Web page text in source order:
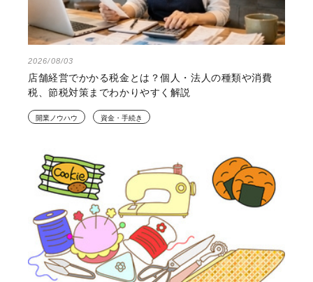
2026/08/03
店舗経営でかかる税金とは？個人・法人の種類や消費
税、節税対策までわかりやすく解説
開業ノウハウ 資金・手続き